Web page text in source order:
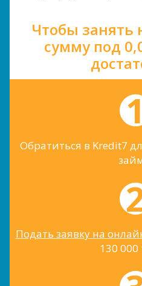
Чтобы занять
сумму под
Обратиться в Kredit7
Подать заявку на
130 000